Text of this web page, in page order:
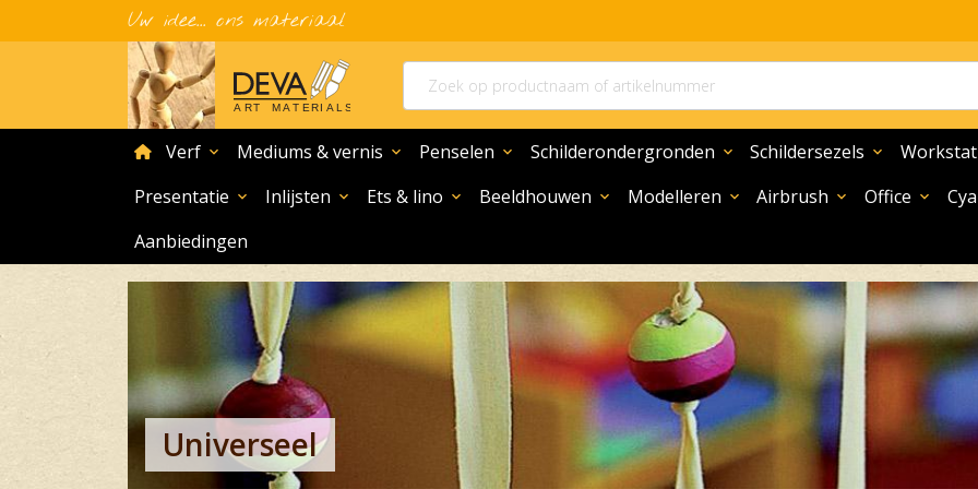
Uw idee... ons materiaal
home
Verf expand_more Mediums & vernis expand_more Penselen expand_more Schilderondergronden expand_more Schildersezels expand_more
Presentatie expand_more Inlijsten expand_more Ets & lino expand_more Beeldhouwen expand_more Modelleren expand_more Airbrush expand_more Office expand_more
Aanbiedingen
Universeel